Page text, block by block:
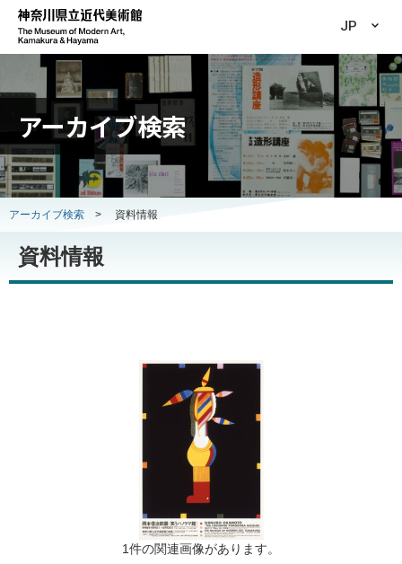
JP
アーカイブ検索
アーカイブ検索 > 資料情報
資料情報
1件の関連画像があります。